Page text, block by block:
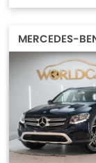
MERCEDES-